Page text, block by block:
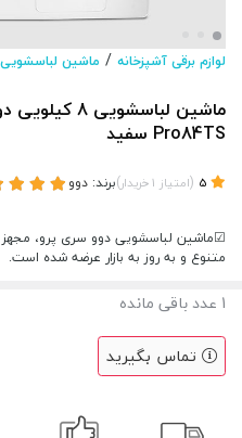
لوازم برقی آشپزخانه / ماشین لباسشویی
Pro84TS سفید
(امتیاز 1خریدار)برند: دوو
☑ماشین لباسشویی دوو سری پرو،
متنوع و به روز به بازار عرضه شده است.
1 عدد باقی مانده
تماس بگیرید